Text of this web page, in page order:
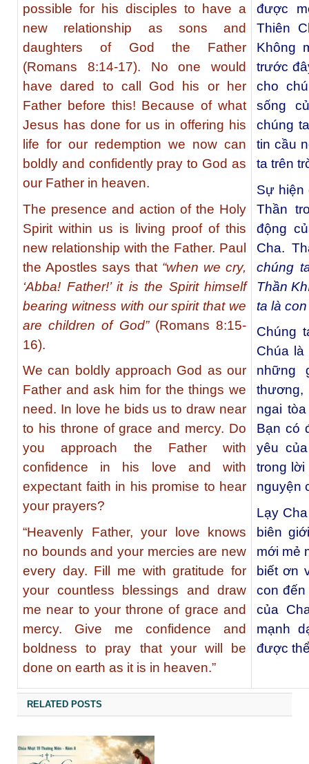
possible for his disciples to have a
new relationship as sons and
daughters of God the Father
(Romans 8:14-17). No one would
have dared to call God his or her
Father before this! Because of what
Jesus has done for us in offering his
life for our redemption we now can
boldly and confidently pray to God as
our Father in heaven.
The presence and action of the Holy
Spirit within us is living proof of this
new relationship with the Father. Paul
the Apostles says that “when we cry,
‘Abba! Father!’ it is the Spirit himself
bearing witness with our spirit that we
are children of God”(Romans 8:15-
16).
We can boldly approach God as our
Father and ask him for the things we
need. In love he bids us to draw near
to his throne of grace and mercy. Do
you approach the Father with
confidence in his love and with
expectant faith in his promise to hear
your prayers?
“Heavenly Father, your love knows
no bounds and your mercies are new
every day. Fill me with gratitude for
your countless blessings and draw
me near to your throne of grace and
mercy. Give me confidence and
boldness to pray that your will be
done on earth as it is in heaven.”
được
Thiên
Không
trước
cho
sống
chúng
tin cầu
ta trên
Sự hiện
Thần
động
Cha.
chúng
Thần
ta là
Chúng
Chúa là
những
ngai
Bạn có
yêu
trong
nguyện
Lạy
biên
mới mẻ
biết ơn
con
của
mạnh
được
RELATED POSTS